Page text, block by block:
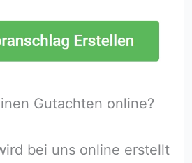
Gutachten online?
bei uns online erstellt